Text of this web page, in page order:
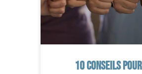
10 conseils